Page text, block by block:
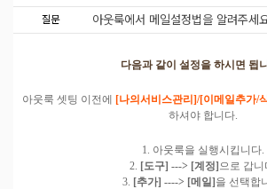
질문 아웃룩에서 메일설정법을 알려주세
다음과 같이 설정을 하시면 됩
아웃룩 셋팅 이전에 [나의서비스관리]/[이메일추가/
하셔야 합니다.
1. 아웃룩을 실행시킵니다.
2. [도구] ---> [계정] 으로 갑니
3. [추가] ----> [메일] 을 선택합